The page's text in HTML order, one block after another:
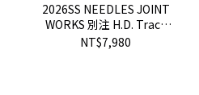
2026SS NEEDLES JOINT
WORKS 別注 H.D. Track
Pants 黑紫 刺繡 蝴蝶 褲子
NT$7,980